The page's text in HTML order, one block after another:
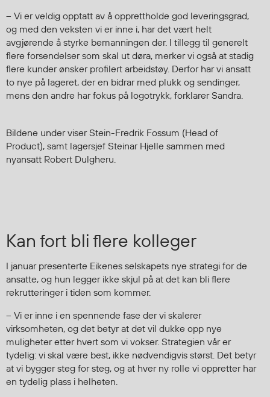
– Vi er veldig opptatt av å opprettholde god leveringsgrad,
og med den veksten vi er inne i, har det vært helt
avgjørende å styrke bemanningen der. I tillegg til generelt
flere forsendelser som skal ut døra, merker vi også at stadig
flere kunder ønsker profilert arbeidstøy. Derfor har vi ansatt
to nye på lageret, der en bidrar med plukk og sendinger,
mens den andre har fokus på logotrykk, forklarer Sandra.
Bildene under viser Stein-Fredrik Fossum (Head of
Product), samt lagersjef Steinar Hjelle sammen med
nyansatt Robert Dulgheru.
Kan fort bli flere kolleger
I januar presenterte Eikenes selskapets nye strategi for de
ansatte, og hun legger ikke skjul på at det kan bli flere
rekrutteringer i tiden som kommer.
– Vi er inne i en spennende fase der vi skalerer
virksomheten, og det betyr at det vil dukke opp nye
muligheter etter hvert som vi vokser. Strategien vår er
tydelig: vi skal være best, ikke nødvendigvis størst. Det betyr
at vi bygger steg for steg, og at hver ny rolle vi oppretter har
en tydelig plass i helheten.